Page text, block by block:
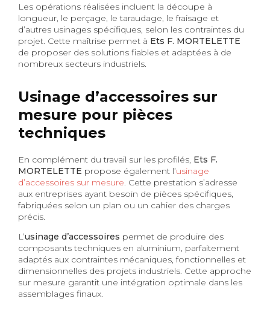
Les opérations réalisées incluent la découpe à
longueur, le perçage, le taraudage, le fraisage et
d’autres usinages spécifiques, selon les contraintes du
projet. Cette maîtrise permet à Ets F. MORTELETTE
de proposer des solutions fiables et adaptées à de
nombreux secteurs industriels.
Usinage d’accessoires sur
mesure pour pièces
techniques
En complément du travail sur les profilés, Ets F.
MORTELETTE propose également l’usinage
d’accessoires sur mesure. Cette prestation s’adresse
aux entreprises ayant besoin de pièces spécifiques,
fabriquées selon un plan ou un cahier des charges
précis.
L’usinage d’accessoires permet de produire des
composants techniques en aluminium, parfaitement
adaptés aux contraintes mécaniques, fonctionnelles et
dimensionnelles des projets industriels. Cette approche
sur mesure garantit une intégration optimale dans les
assemblages finaux.